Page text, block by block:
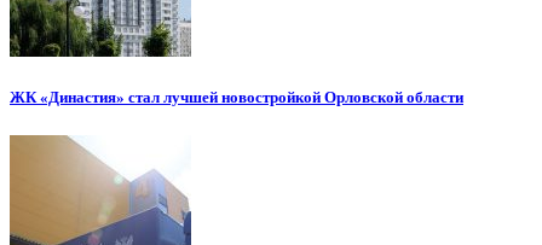
ЖК «Династия» стал лучшей новостройкой Орловской области